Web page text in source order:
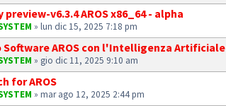
preview-v6.3.4 AROS x86_64 - alpha
» lun dic 15, 2025 7:18 pm
Software AROS con l'Intelligenza Artificiale
» gio dic 11, 2025 9:10 am
for AROS
» mar ago 12, 2025 2:44 pm